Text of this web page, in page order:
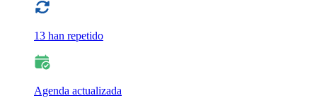
13 han repetido
Agenda actualizada